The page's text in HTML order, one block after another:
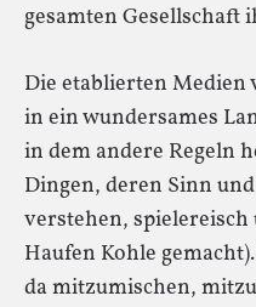
gesamten Gesellschaft
Die etablierten Medien
in ein wundersames
in dem andere Regeln
Dingen, deren Sinn
verstehen, spielereisch
Haufen Kohle
da mitzumischen,